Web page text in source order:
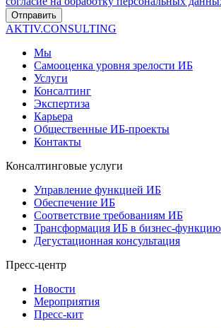
Отправить
AKTIV.CONSULTING
Мы
Самооценка уровня зрелости ИБ
Услуги
Консалтинг
Экспертиза
Карьера
Общественные ИБ-проекты
Контакты
Консалтинговые услуги
Управление функцией ИБ
Обеспечение ИБ
Соответствие требованиям ИБ
Трансформация ИБ в бизнес-функцию
Дегустационная консультация
Пресс-центр
Новости
Мероприятия
Пресс-кит